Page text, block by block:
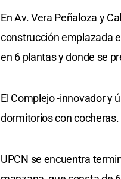
En Av. Vera Peñaloza y
construcción emplazada
en 6 plantas y donde se
El Complejo -innovador y
dormitorios con cocheras.
UPCN se encuentra